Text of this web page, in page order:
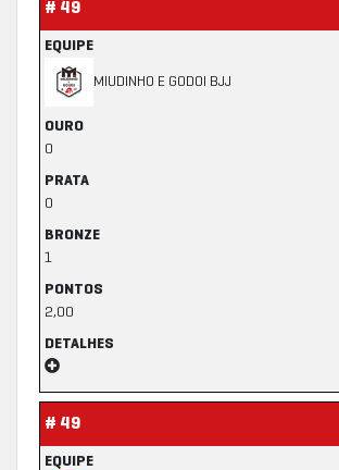
# 49
EQUIPE
MIUDINHO E GODOI BJJ
OURO
0
PRATA
0
BRONZE
1
PONTOS
2,00
DETALHES
# 49
EQUIPE